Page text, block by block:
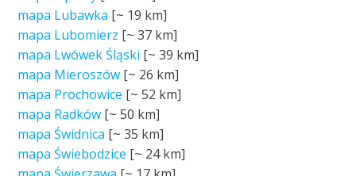
mapa Lubawka [~ 19 km]
mapa Lubomierz [~37 km]
mapa Lwówek Śląski [~39 km]
mapa Mieroszów [~ 26 km]
mapa Prochowice [~52 km]
mapa Radków [~50 km]
mapa Świdnica [~35 km]
mapa Świebodzice [~ 24 km]